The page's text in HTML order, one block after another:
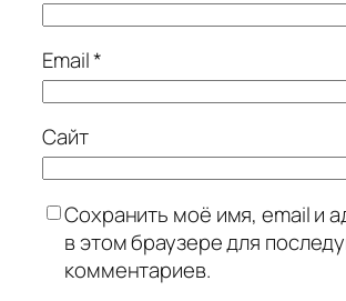
Email*
Сайт
Сохранить моё имя, email и
в этом браузере для
комментариев.